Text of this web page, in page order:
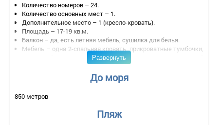
Количество номеров – 24.
Количество основных мест – 1.
Дополнительное место – 1 (кресло-кровать).
Площадь – 17-19 кв.м.
Балкон – да, есть летняя мебель, сушилка для белья.
Мебель – одна 2-спальная кровать, прикроватные тумбочки,
туалетный столик с зеркалом, стул, кресло, журнальный
Оборудование – телефон с внутренней связью, сейф,
кондиционер, телевизор, холодильник, набор посуды, набор
для чая и кофе, мини-бар (платно).
Покрытие пола – ковровое покрытие.
Санузел – душевая кабина или ванна, фен, набор
косметических принадлежностей, комплект полотенец,
Развернуть
До моря
850 метров
Пляж